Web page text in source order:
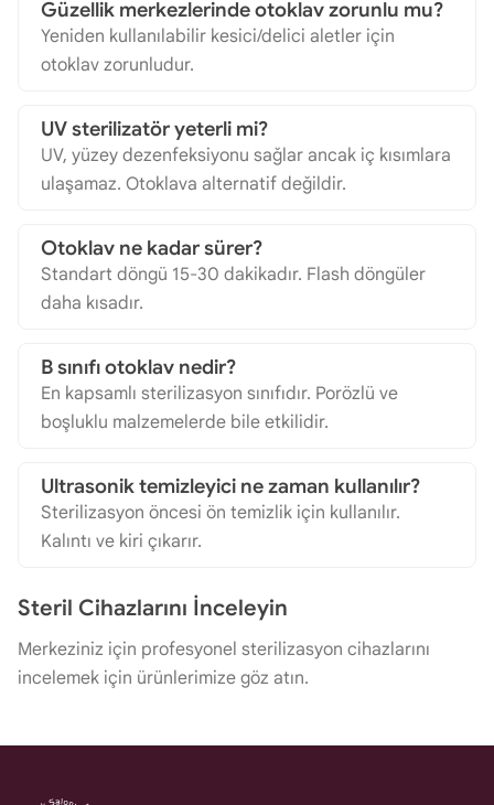
Güzellik merkezlerinde otoklav zorunlu mu?
Yeniden kullanılabilir kesici/delici aletler için
otoklav zorunludur.
UV sterilizatör yeterli mi?
UV, yüzey dezenfeksiyonu sağlar ancak iç kısımlara
ulaşamaz. Otoklava alternatif değildir.
Otoklav ne kadar sürer?
Standart döngü 15-30 dakikadır. Flash döngüler
daha kısadır.
B sınıfı otoklav nedir?
En kapsamlı sterilizasyon sınıfıdır. Porözlü ve
boşluklu malzemelerde bile etkilidir.
Ultrasonik temizleyici ne zaman kullanılır?
Sterilizasyon öncesi ön temizlik için kullanılır.
Kalıntı ve kiri çıkarır.
Steril Cihazlarını İnceleyin
Merkeziniz için profesyonel sterilizasyon cihazlarını
incelemek için ürünlerimize göz atın.